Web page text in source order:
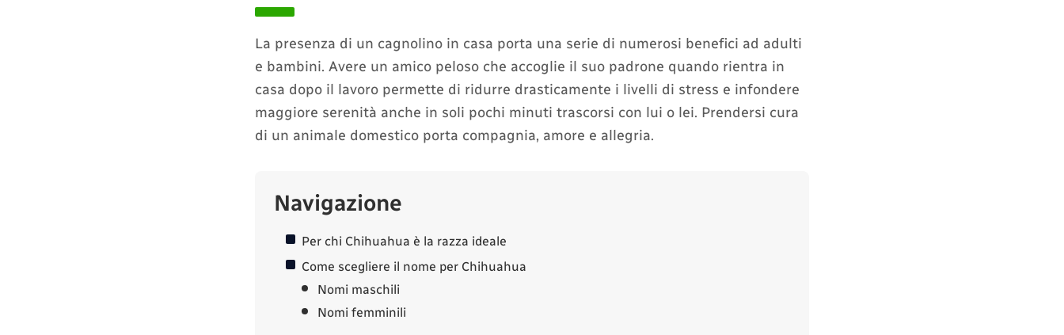
La presenza di un cagnolino in casa porta una serie di numerosi benefici ad adulti
e bambini. Avere un amico peloso che accoglie il suo padrone quando rientra in
casa dopo il lavoro permette di ridurre drasticamente i livelli di stress e infondere
maggiore serenità anche in soli pochi minuti trascorsi con lui o lei. Prendersi cura
di un animale domestico porta compagnia, amore e allegria.
Navigazione
Per chi Chihuahua è la razza ideale
Come scegliere il nome per Chihuahua
Nomi maschili
Nomi femminili